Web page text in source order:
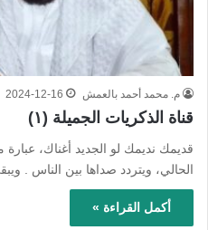
م. محمد أحمد بالعمش 2024-12-16
قناة الذكريات الجميلة (١)
قديمك نديمك لو الجديد أغناك، عبارة
الحالي، ويتردد صداها بين الناس .
أكمل القراءة »